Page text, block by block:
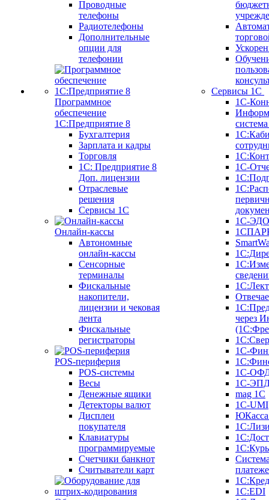
Проводные
телефоны
Радиотелефоны
Дополнительные
опции для
телефонии
Программное
обеспечение
1С:Предприятие 8
Бухгалтерия
Зарплата и кадры
Торговля
1C: Предприятие 8
Доп. лицензии
Отраслевые
решения
Сервисы 1С
Онлайн-кассы
Автономные
онлайн-кассы
Сенсорные
терминалы
Фискальные
накопители,
лицензии и чековая
лента
Фискальные
регистраторы
POS-периферия
POS-системы
Весы
Денежные ящики
Детекторы валют
Дисплеи
покупателя
Клавиатуры
программируемые
Счетчики банкнот
Считыватели карт
Сервисы 1С
1С-
1С-
1С-ЭДО
через
1С-
1С-
1С-
mag 1C
1C-UMI
1С:EDI